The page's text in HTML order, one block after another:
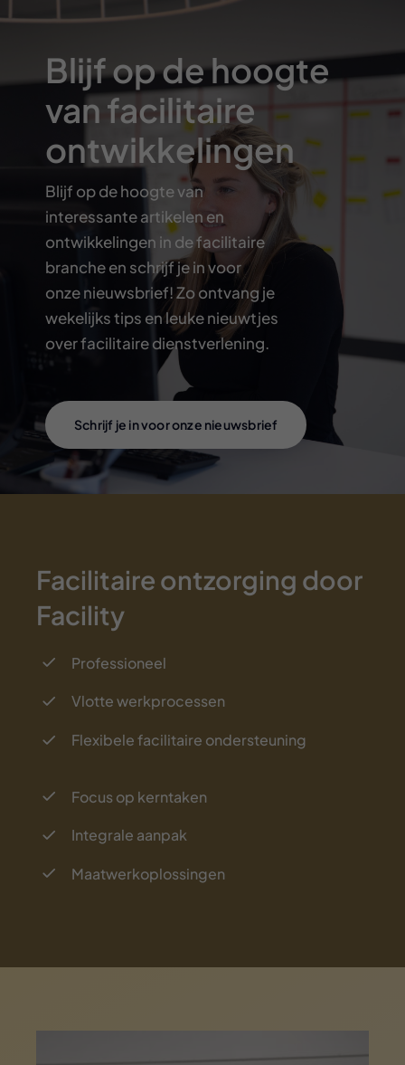
Blijf op de hoogte
van facilitaire
ontwikkelingen
Blijf op de hoogte van
interessante artikelen en
ontwikkelingen in de facilitaire
branche en schrijf je in voor
onze nieuwsbrief! Zo ontvang je
wekelijks tips en leuke nieuwtjes
over facilitaire dienstverlening.
Schrijf je in voor onze nieuwsbrief
Facilitaire ontzorging door
Facility
Professioneel
Vlotte werkprocessen
Flexibele facilitaire ondersteuning
Focus op kerntaken
Integrale aanpak
Maatwerkoplossingen